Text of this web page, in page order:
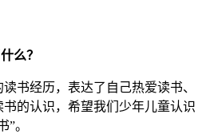
么？
书经历，表达了自己热爱读书、
的认识，希望我们少年儿童认识
”。